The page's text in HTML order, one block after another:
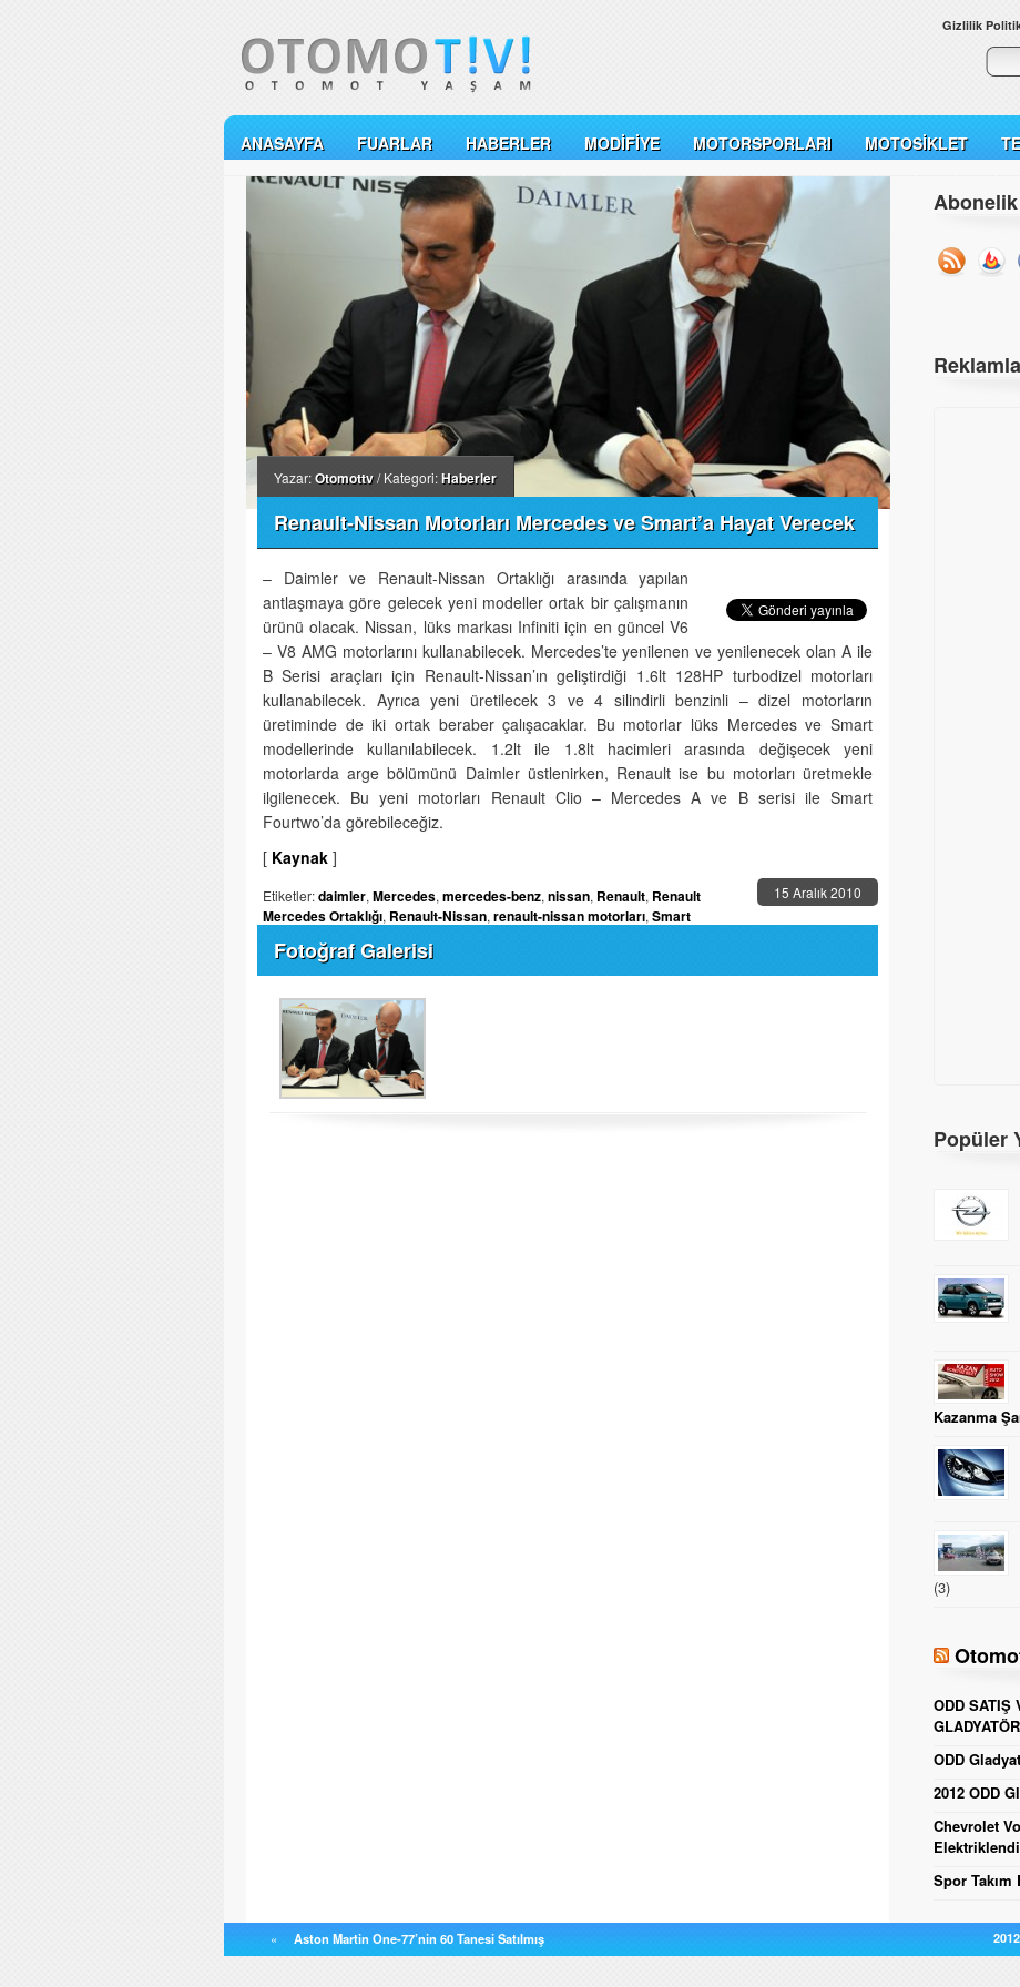
Gizlilik
ANASAYFA FUARLAR HABERLER MODIFIYE MOTORSPORLARI MOTOSIKLET
Yazar:Otomottv/ Kategori:Haberler
Renault-Nissan Motorları Mercedes ve Smart’a Hayat Verecek
– Daimler ve Renault-Nissan Ortaklığı arasında yapılan
antlaşmaya göre gelecek yeni modeller ortak bir çalışmanın
ürünü olacak. Nissan, lüks markası Infiniti için en güncel V6
– V8 AMG motorlarını kullanabilecek. Mercedes’te yenilenen ve yenilenecek olan A ile
B Serisi araçları için Renault-Nissan’ın geliştirdiği 1.6lt 128HP turbodizel motorları
kullanabilecek. Ayrıca yeni üretilecek 3 ve 4 silindirli benzinli – dizel motorların
üretiminde de iki ortak beraber çalışacaklar. Bu motorlar lüks Mercedes ve Smart
modellerinde kullanılabilecek. 1.2lt ile 1.8lt hacimleri arasında değişecek yeni
motorlarda arge bölümünü Daimler üstlenirken, Renault ise bu motorları üretmekle
ilgilenecek. Bu yeni motorları Renault Clio – Mercedes A ve B serisi ile Smart
Fourtwo’da görebileceğiz.
[ Kaynak ]
Etiketler:daimler, Mercedes, mercedes-benz, nissan, Renault, Renault
Mercedes Ortaklığı, Renault-Nissan, renault-nissan motorları, Smart
15 Aralık 2010
Fotoğraf Galerisi
Abonelik
Popüler
Kazanma
(3)
ODD SATIŞ
ODD
2012 ODD
Chevrolet
Spor
« Aston Martin One-77’nin 60 Tanesi Satılmış